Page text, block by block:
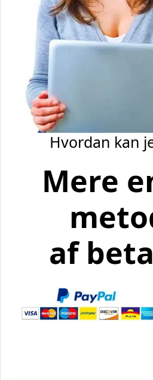
Hvordan kan
Mere
af